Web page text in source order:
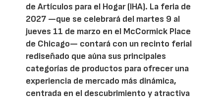
de Artículos para el Hogar (IHA). La feria de
2027 —que se celebrará del martes 9 al
jueves 11 de marzo en el McCormick Place
de Chicago— contará con un recinto ferial
rediseñado que aúna sus principales
categorías de productos para ofrecer una
experiencia de mercado más dinámica,
centrada en el descubrimiento y atractiva